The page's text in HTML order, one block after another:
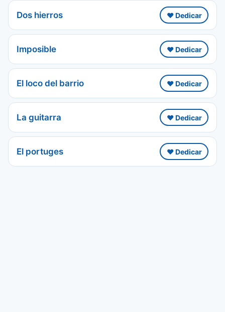
Dos hierros ❤️ Dedicar
Imposible ❤️ Dedicar
El loco del barrio ❤️ Dedicar
La guitarra ❤️ Dedicar
El portuges ❤️ Dedicar